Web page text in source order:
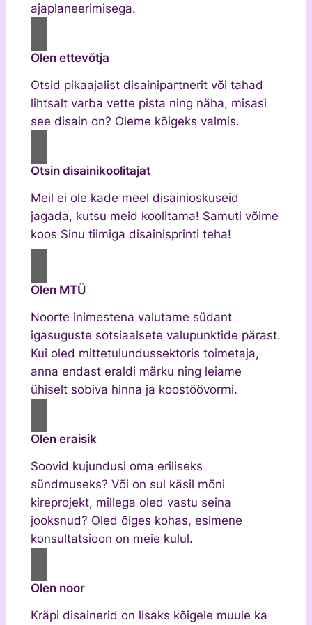
ajaplaneerimisega.
Olen ettevõtja
Otsid pikaajalist disainipartnerit või tahad
lihtsalt varba vette pista ning näha, misasi
see disain on? Oleme kõigeks valmis.
Otsin disainikoolitajat
Meil ei ole kade meel disainioskuseid
jagada, kutsu meid koolitama! Samuti võime
koos Sinu tiimiga disainisprinti teha!
Olen MTÜ
Noorte inimestena valutame südant
igasuguste sotsiaalsete valupunktide pärast.
Kui oled mittetulundussektoris toimetaja,
anna endast eraldi märku ning leiame
ühiselt sobiva hinna ja koostöövormi.
Olen eraisik
Soovid kujundusi oma eriliseks
sündmuseks? Või on sul käsil mõni
kireprojekt, millega oled vastu seina
jooksnud? Oled õiges kohas, esimene
konsultatsioon on meie kulul.
Olen noor
Kräpi disainerid on lisaks kõigele muule ka